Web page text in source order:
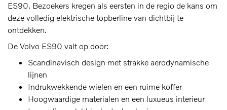
ES90. Bezoekers kregen als eersten in de regio de kans om
deze volledig elektrische topberline van dichtbij te
ontdekken.
De Volvo ES90 valt op door:
Scandinavisch design met strakke aerodynamische
lijnen
Indrukwekkende wielen en een ruime koffer
Hoogwaardige materialen en een luxueus interieur